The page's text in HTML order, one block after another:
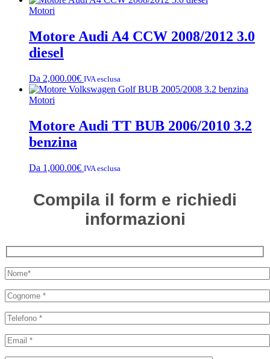
Motori
Motore Audi A4 CCW 2008/2012 3.0
diesel
Da 2,000.00€ IVA esclusa
Motori
Motore Audi TT BUB 2006/2010 3.2
benzina
Da 1,000.00€ IVA esclusa
Compila il form e richiedi
informazioni